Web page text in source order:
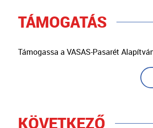
TÁMOGATÁS
Támogassa a VASAS-Pasarét
KÖVETKEZŐ